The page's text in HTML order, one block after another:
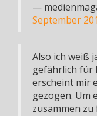
—
September
Also ich weiß
gefährlich für
erscheint mir
gezogen. Um
zusammen zu